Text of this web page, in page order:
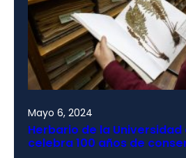
Mayo 6, 2024
Herbario de la
celebra 100 años de